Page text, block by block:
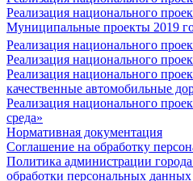
Реализация национального
Муниципальные проекты 2019
Реализация национального
Реализация национального
Реализация национального
качественные автомобильные
Реализация национального
среда»
Нормативная документация
Соглашение на обработку
Политика администрации
обработки персональных данных